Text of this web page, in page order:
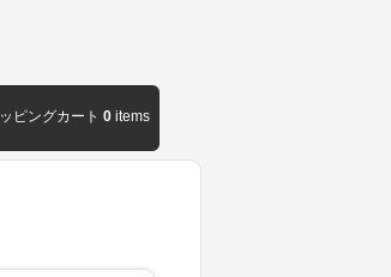
ピングカート 0 items